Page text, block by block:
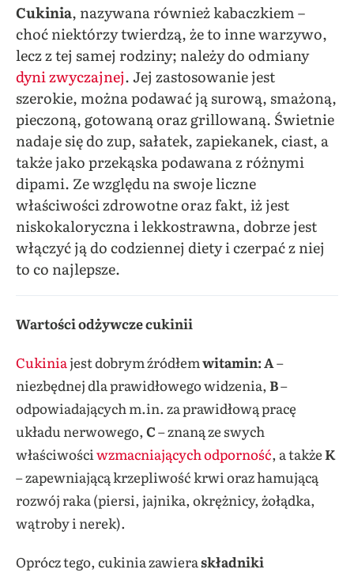
Cukinia, nazywana również kabaczkiem –
choć niektórzy twierdzą, że to inne warzywo,
lecz z tej samej rodziny; należy do odmiany
dyni zwyczajnej. Jej zastosowanie jest
szerokie, można podawać ją surową, smażoną,
pieczoną, gotowaną oraz grillowaną. Świetnie
nadaje się do zup, sałatek, zapiekanek, ciast, a
także jako przekąska podawana z różnymi
dipami. Ze względu na swoje liczne
właściwości zdrowotne oraz fakt, iż jest
niskokaloryczna i lekkostrawna, dobrze jest
włączyć ją do codziennej diety i czerpać z niej
to co najlepsze.
Wartości odżywcze cukinii
Cukiniajest dobrym źródłemwitamin: A–
niezbędnej dla prawidłowego widzenia, B–
odpowiadających m.in. za prawidłową pracę
układu nerwowego, C– znaną ze swych
właściwości wzmacniających odporność, a takżeK
– zapewniającą krzepliwość krwi oraz hamującą
rozwój raka (piersi, jajnika, okrężnicy, żołądka,
wątroby i nerek).
Oprócz tego, cukinia zawieraskładniki